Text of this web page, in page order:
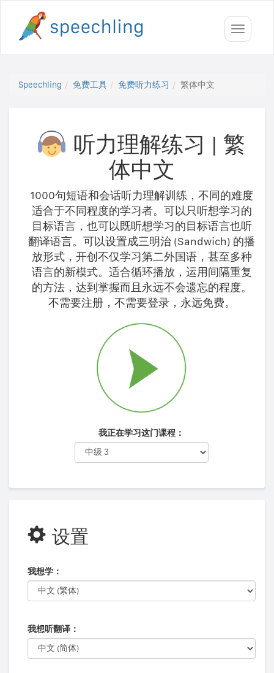
Toggle
Speechling 免费工具 免费听力练习 繁体中文
听力理解练习 | 繁
体中文
1000句短语和会话听力理解训练，不同的难度
适合于不同程度的学习者。可以只听想学习的
目标语言，也可以既听想学习的目标语言也听
翻译语言。可以设置成三明治 (Sandwich) 的播
放形式，开创不仅学习第二外国语，甚至多种
语言的新模式。适合循环播放，运用间隔重复
的方法，达到掌握而且永远不会遗忘的程度。
不需要注册，不需要登录，永远免费。
我正在学习这门课程：
设置
我想学：
我想听翻译：